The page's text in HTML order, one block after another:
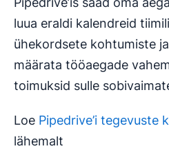
luua eraldi kalendreid
ühekordsete kohtumiste
määrata tööaegade
toimuksid sulle
Loe Pipedrive’i tegevuste
lähemalt